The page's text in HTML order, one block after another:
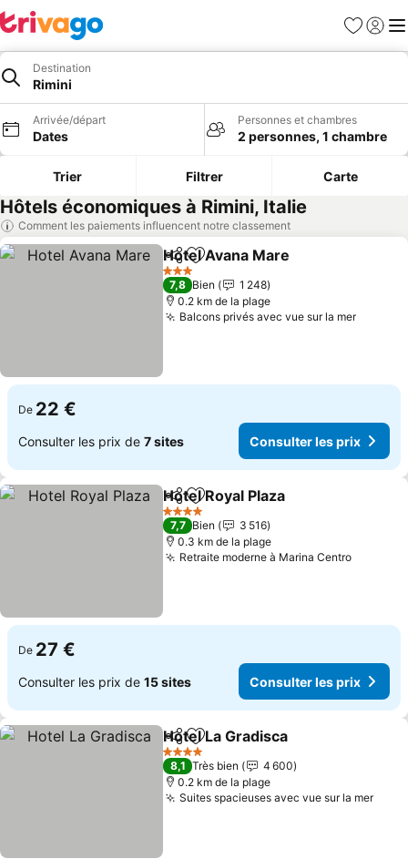
Favoris
Se
Destination
Rimini
Arrivée/départ
Dates
Personnes et chambres
2 personnes, 1 chambre
Trier Filtrer Carte
Hôtels économiques à Rimini, Italie
Comment les paiements influencent notre classement
PartagerAjouter à mes favoris
Hotel Avana Mare
3 Étoiles
7,8 Bien
1 248
0.2 km de la plage
Balcons privés avec vue sur la mer
De 22 €
Consulter les prix de 7 sites Consulter les prix
PartagerAjouter à mes favoris
Hotel Royal Plaza
4 Étoiles
7,7 Bien
3 516
0.3 km de la plage
Retraite moderne à Marina Centro
De 27 €
Consulter les prix de 15 sites Consulter les prix
PartagerAjouter à mes favoris
Hotel La Gradisca
4 Étoiles
8,1 Très bien
4 600
0.2 km de la plage
Suites spacieuses avec vue sur la mer